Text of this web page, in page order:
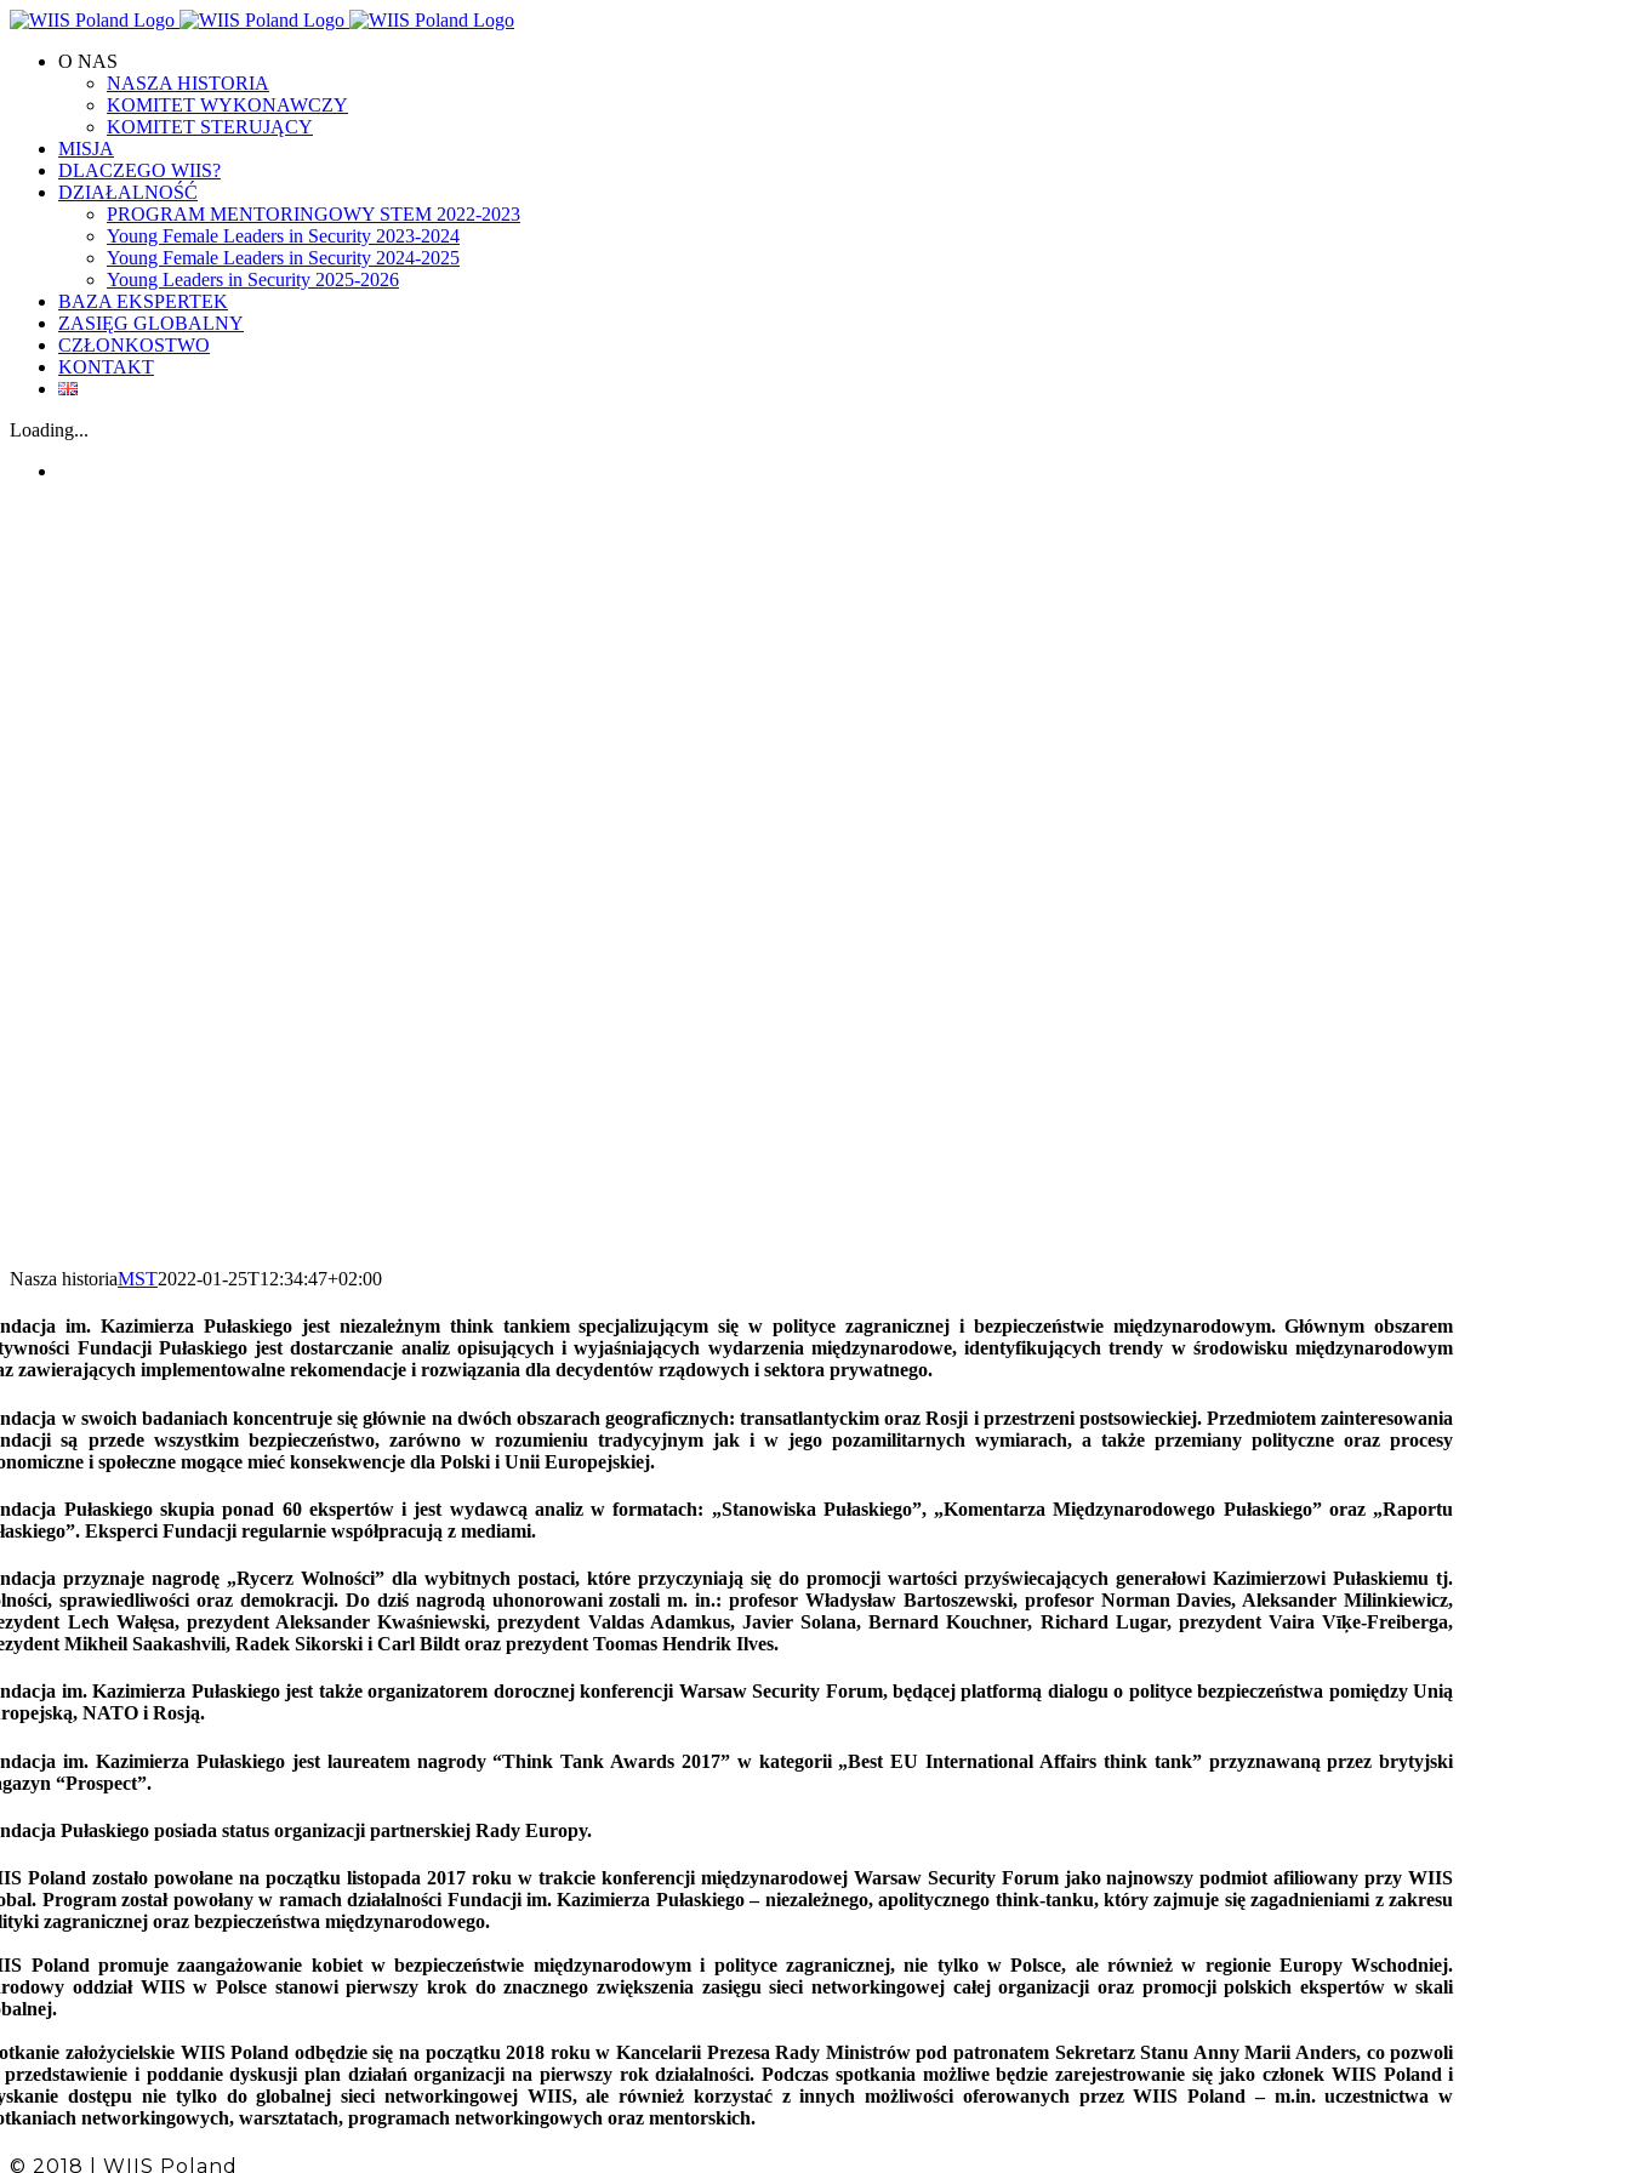
Skip
contentO NAS
NASZA HISTORIA
KOMITET WYKONAWCZY
KOMITET STERUJĄCY
MISJA
DLACZEGO WIIS?
DZIAŁALNOŚĆ
PROGRAM MENTORINGOWY STEM 2022-2023
Young Female Leaders in Security 2023-2024
Young Female Leaders in Security 2024-2025
Young Leaders in Security 2025-2026
BAZA EKSPERTEK
ZASIĘG GLOBALNY
CZŁONKOSTWO
KONTAKT
Loading...
Nasza historiaMST2022-01-25T12:34:47+02:00
im. Kazimierza Pułaskiego jest niezależnym think tankiem specjalizującym się w polityce zagranicznej i bezpieczeństwie międzynarodowym. Głównym obszarem
Fundacji Pułaskiego jest dostarczanie analiz opisujących i wyjaśniających wydarzenia międzynarodowe, identyfikujących trendy w środowisku międzynarodowym
zawierających implementowalne rekomendacje i rozwiązania dla decydentów rządowych i sektora prywatnego.
w swoich badaniach koncentruje się głównie na dwóch obszarach geograficznych: transatlantyckim oraz Rosji i przestrzeni postsowieckiej. Przedmiotem zainteresowania
są przede wszystkim bezpieczeństwo, zarówno w rozumieniu tradycyjnym jak i w jego pozamilitarnych wymiarach, a także przemiany polityczne oraz procesy
i społeczne mogące mieć konsekwencje dla Polski i Unii Europejskiej.
Pułaskiego skupia ponad 60 ekspertów i jest wydawcą analiz w formatach: „Stanowiska Pułaskiego”, „Komentarza Międzynarodowego Pułaskiego” oraz „Raportu
Eksperci Fundacji regularnie współpracują z mediami.
przyznaje nagrodę „Rycerz Wolności” dla wybitnych postaci, które przyczyniają się do promocji wartości przyświecających generałowi Kazimierzowi Pułaskiemu tj.
sprawiedliwości oraz demokracji. Do dziś nagrodą uhonorowani zostali m. in.: profesor Władysław Bartoszewski, profesor Norman Davies, Aleksander Milinkiewicz,
Lech Wałęsa, prezydent Aleksander Kwaśniewski, prezydent Valdas Adamkus, Javier Solana, Bernard Kouchner, Richard Lugar, prezydent Vaira Vīķe-Freiberga,
Mikheil Saakashvili, Radek Sikorski i Carl Bildt oraz prezydent Toomas Hendrik Ilves.
im. Kazimierza Pułaskiego jest także organizatorem dorocznej konferencji Warsaw Security Forum, będącej platformą dialogu o polityce bezpieczeństwa pomiędzy Unią
NATO i Rosją.
im. Kazimierza Pułaskiego jest laureatem nagrody “Think Tank Awards 2017” w kategorii „Best EU International Affairs think tank” przyznawaną przez brytyjski
“Prospect”.
Pułaskiego posiada status organizacji partnerskiej Rady Europy.
Poland zostało powołane na początku listopada 2017 roku w trakcie konferencji międzynarodowej Warsaw Security Forum jako najnowszy podmiot afiliowany przy WIIS
Program został powołany w ramach działalności Fundacji im. Kazimierza Pułaskiego – niezależnego, apolitycznego think-tanku, który zajmuje się zagadnieniami z zakresu
zagranicznej oraz bezpieczeństwa międzynarodowego.
Poland promuje zaangażowanie kobiet w bezpieczeństwie międzynarodowym i polityce zagranicznej, nie tylko w Polsce, ale również w regionie Europy Wschodniej.
oddział WIIS w Polsce stanowi pierwszy krok do znacznego zwiększenia zasięgu sieci networkingowej całej organizacji oraz promocji polskich ekspertów w skali
założycielskie WIIS Poland odbędzie się na początku 2018 roku w Kancelarii Prezesa Rady Ministrów pod patronatem Sekretarz Stanu Anny Marii Anders, co pozwoli
przedstawienie i poddanie dyskusji plan działań organizacji na pierwszy rok działalności. Podczas spotkania możliwe będzie zarejestrowanie się jako członek WIIS Poland i
dostępu nie tylko do globalnej sieci networkingowej WIIS, ale również korzystać z innych możliwości oferowanych przez WIIS Poland – m.in. uczestnictwa w
networkingowych, warsztatach, programach networkingowych oraz mentorskich.
© 2018 | WIIS Poland